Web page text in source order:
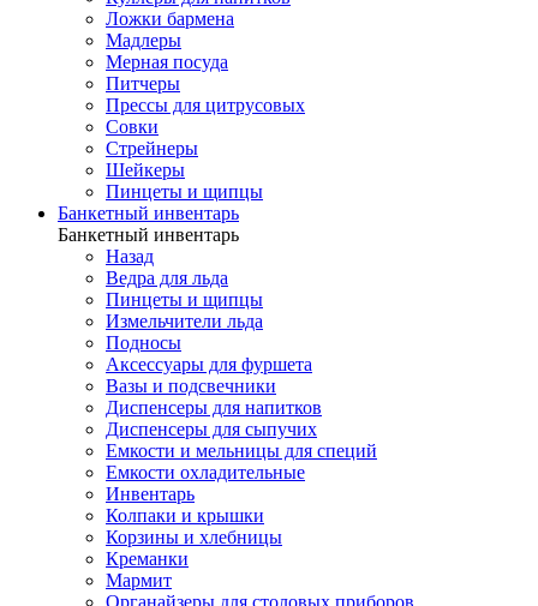
Ложки бармена
Мадлеры
Мерная посуда
Питчеры
Прессы для цитрусовых
Совки
Стрейнеры
Шейкеры
Пинцеты и щипцы
Банкетный инвентарь
Банкетный инвентарь
Назад
Ведра для льда
Пинцеты и щипцы
Измельчители льда
Подносы
Аксессуары для фуршета
Вазы и подсвечники
Диспенсеры для напитков
Диспенсеры для сыпучих
Емкости и мельницы для специй
Емкости охладительные
Инвентарь
Колпаки и крышки
Корзины и хлебницы
Креманки
Мармит
Органайзеры для столовых приборов